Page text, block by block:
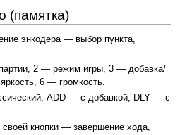
(памятка)
энкодера — выбор пункта,
2 — режим игры, 3 — добавка/
6 — громкость.
ADD — с добавкой, DLY — с
кнопки — завершение хода,